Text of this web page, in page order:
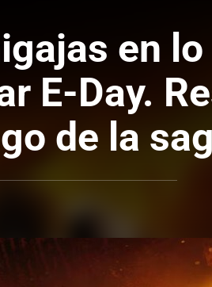
en lo
E-Day.
de la